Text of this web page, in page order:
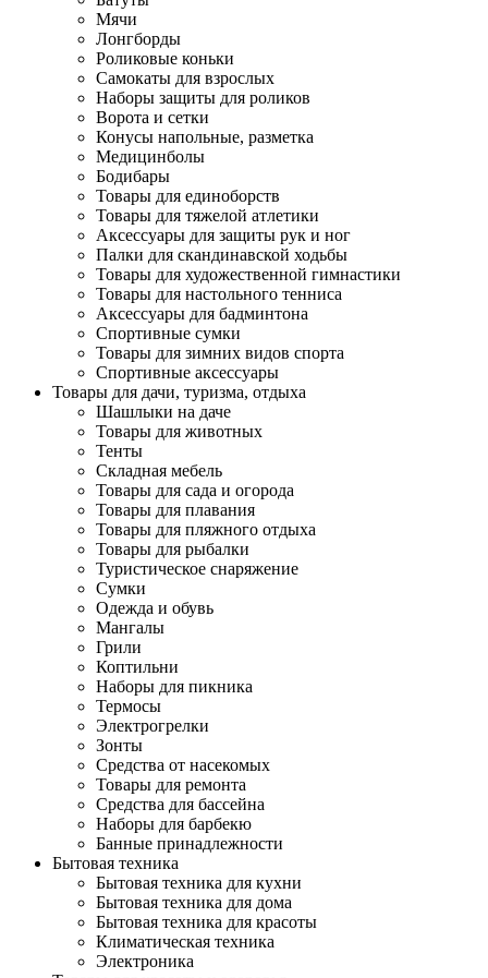
Мячи
Лонгборды
Роликовые коньки
Самокаты для взрослых
Наборы защиты для роликов
Ворота и сетки
Конусы напольные, разметка
Медицинболы
Бодибары
Товары для единоборств
Товары для тяжелой атлетики
Аксессуары для защиты рук и ног
Палки для скандинавской ходьбы
Товары для художественной гимнастики
Товары для настольного тенниса
Аксессуары для бадминтона
Спортивные сумки
Товары для зимних видов спорта
Спортивные аксессуары
Товары для дачи, туризма, отдыха
Шашлыки на даче
Товары для животных
Тенты
Складная мебель
Товары для сада и огорода
Товары для плавания
Товары для пляжного отдыха
Товары для рыбалки
Туристическое снаряжение
Сумки
Одежда и обувь
Мангалы
Грили
Коптильни
Наборы для пикника
Термосы
Электрогрелки
Зонты
Средства от насекомых
Товары для ремонта
Средства для бассейна
Наборы для барбекю
Банные принадлежности
Бытовая техника
Бытовая техника для кухни
Бытовая техника для дома
Бытовая техника для красоты
Климатическая техника
Электроника